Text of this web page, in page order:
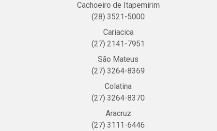
Cachoeiro de Itapemirim
(28) 3521-5000
Cariacica
(27) 2141-7951
São Mateus
(27) 3264-8369
Colatina
(27) 3264-8370
Aracruz
(27) 3111-6446